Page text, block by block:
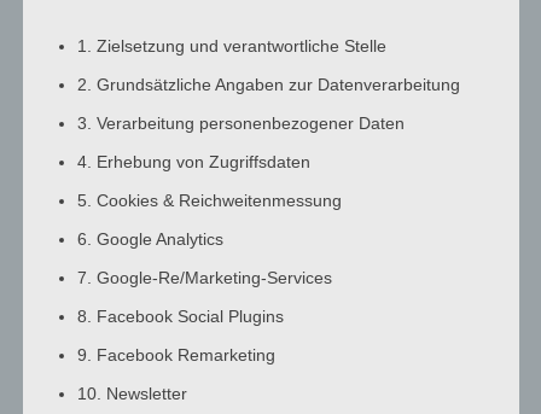
5:00
a.m.
7:00
a.m.
8:00
a.m.
1. Zielsetzung und verantwortliche Stelle
2. Grundsätzliche Angaben zur Datenverarbeitung
3. Verarbeitung personenbezogener Daten
4. Erhebung von Zugriffsdaten
5. Cookies & Reichweitenmessung
6. Google Analytics
7. Google-Re/Marketing-Services
8. Facebook Social Plugins
9. Facebook Remarketing
10. Newsletter